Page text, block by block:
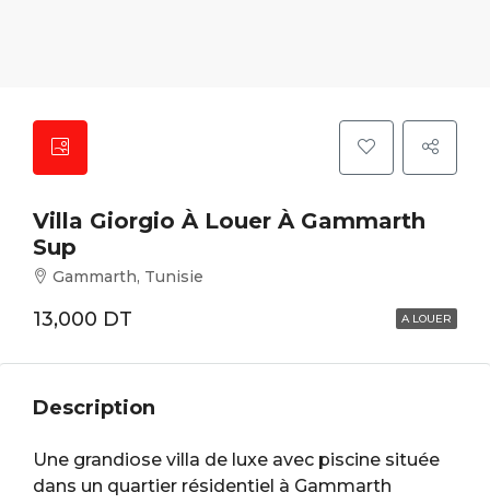
Villa Giorgio À Louer À Gammarth
Sup
Gammarth, Tunisie
13,000 DT A LOUER
Description
Une grandiose villa de luxe avec piscine située
dans un quartier résidentiel à Gammarth